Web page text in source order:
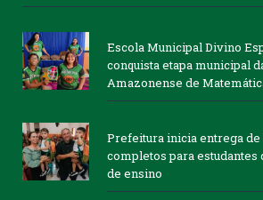
Escola Municipal Divino
conquista etapa municipal
Amazonense de
Prefeitura inicia entrega
completos para
de ensino